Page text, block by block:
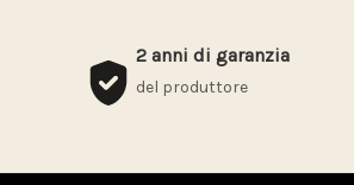
2 anni di garanzia
del produttore